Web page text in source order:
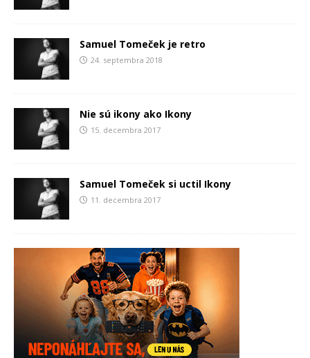
Samuel Tomeček je retro
24. septembra 2018
Nie sú ikony ako Ikony
15. decembra 2017
Samuel Tomeček si uctil Ikony
11. decembra 2017